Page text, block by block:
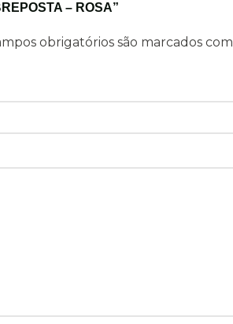
– ROSA”
obrigatórios são marcados com